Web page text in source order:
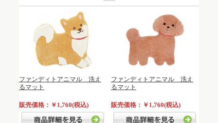
ファンディトアニマル 洗え
るマット
販売価格：￥1,760(税込)
ファンディトアニマル 洗え
るマット
販売価格：￥1,760(税込)